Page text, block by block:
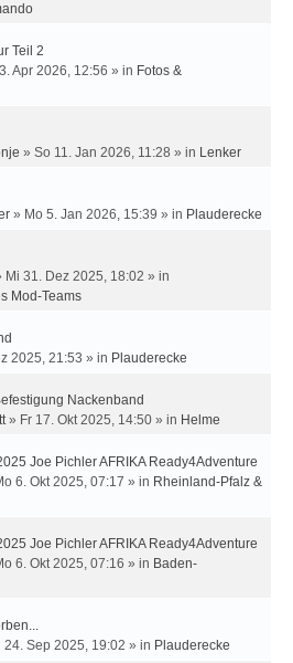
Teil 2
Apr 2026, 12:56 » in Fotos &
» So 11. Jan 2026, 11:28 » in Lenker
» Mo 5. Jan 2026, 15:39 » in Plauderecke
Mi 31. Dez 2025, 18:02 » in
Mod-Teams
2025, 21:53 » in Plauderecke
Nackenband
» Fr 17. Okt 2025, 14:50 » in Helme
Joe Pichler AFRIKA Ready4Adventure
6. Okt 2025, 07:17 » in Rheinland-Pfalz &
Joe Pichler AFRIKA Ready4Adventure
6. Okt 2025, 07:16 » in Baden-
24. Sep 2025, 19:02 » in Plauderecke